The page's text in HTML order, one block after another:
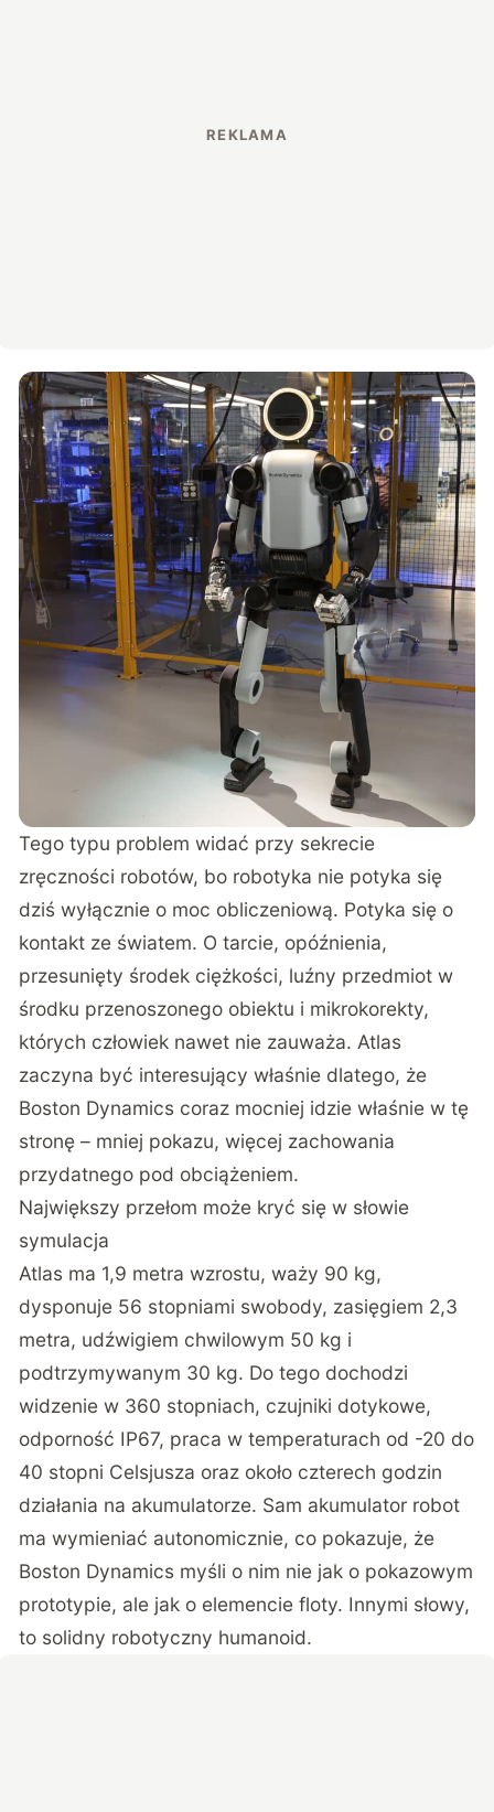
Tego typu problem widać przy sekrecie
zręczności robotów, bo robotyka nie potyka się
dziś wyłącznie o moc obliczeniową. Potyka się o
kontakt ze światem. O tarcie, opóźnienia,
przesunięty środek ciężkości, luźny przedmiot w
środku przenoszonego obiektu i mikrokorekty,
których człowiek nawet nie zauważa. Atlas
zaczyna być interesujący właśnie dlatego, że
Boston Dynamics coraz mocniej idzie właśnie w tę
stronę – mniej pokazu, więcej zachowania
przydatnego pod obciążeniem.
Największy przełom może kryć się w słowie
symulacja
Atlas ma 1,9 metra wzrostu, waży 90 kg,
dysponuje 56 stopniami swobody, zasięgiem 2,3
metra, udźwigiem chwilowym 50 kg i
podtrzymywanym 30 kg. Do tego dochodzi
widzenie w 360 stopniach, czujniki dotykowe,
odporność IP67, praca w temperaturach od -20 do
40 stopni Celsjusza oraz około czterech godzin
działania na akumulatorze. Sam akumulator robot
ma wymieniać autonomicznie, co pokazuje, że
Boston Dynamics myśli o nim nie jak o pokazowym
prototypie, ale jak o elemencie floty. Innymi słowy,
to solidny robotyczny humanoid.